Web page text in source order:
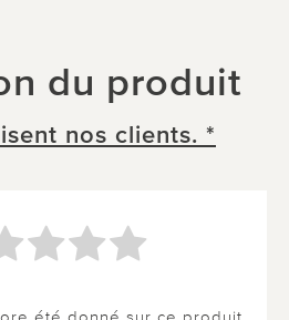
du produit
nos clients. *